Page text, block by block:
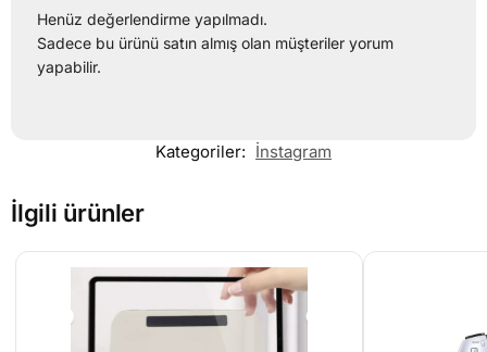
Henüz değerlendirme yapılmadı.
Sadece bu ürünü satın almış olan müşteriler yorum
yapabilir.
Kategoriler: İnstagram
İlgili ürünler